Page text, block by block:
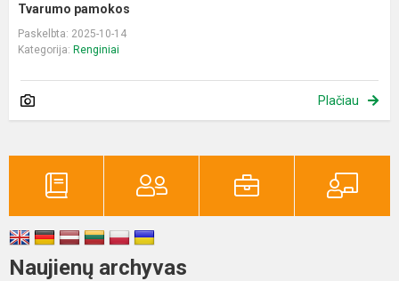
Tvarumo pamokos
Paskelbta: 2025-10-14
Kategorija: Renginiai
Plačiau
Naujienų archyvas